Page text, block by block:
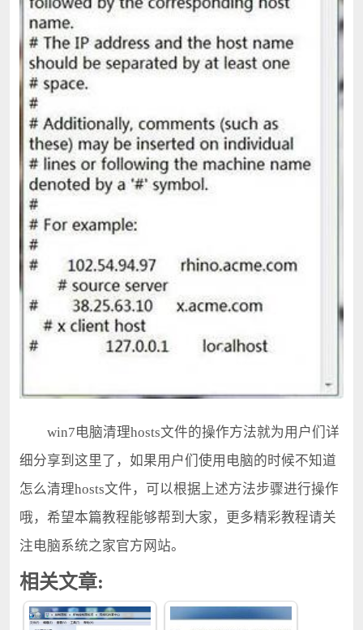
win7电脑清理hosts文件的操作方法就为用户们详
细分享到这里了，如果用户们使用电脑的时候不知道
怎么清理hosts文件，可以根据上述方法步骤进行操作
哦，希望本篇教程能够帮到大家，更多精彩教程请关
注电脑系统之家官方网站。
相关文章: